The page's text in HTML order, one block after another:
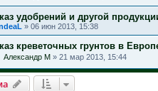
удобрений и другой
» 06 июн 2013, 15:38
креветочных грунтов в
Александр М » 21 мар 2013, 15:44